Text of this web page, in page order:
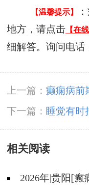
【温馨提示】
地方，请点击 【在
细解答。询问电话
上一篇： 癫痫病前
下一篇： 睡觉有时
相关阅读
2026年|贵阳[癫